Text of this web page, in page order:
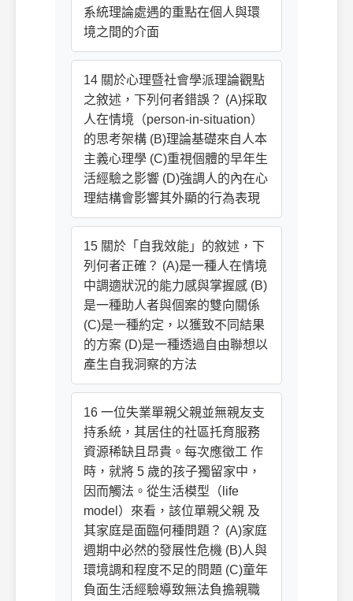
系統理論處遇的重點在個人與環
境之間的介面
14 關於心理暨社會學派理論觀點
之敘述，下列何者錯誤？ (A)採取
人在情境（person-in-situation）
的思考架構 (B)理論基礎來自人本
主義心理學 (C)重視個體的早年生
活經驗之影響 (D)強調人的內在心
理結構會影響其外顯的行為表現
15 關於「自我效能」的敘述，下
列何者正確？ (A)是一種人在情境
中調適狀況的能力感與掌握感 (B)
是一種助人者與個案的雙向關係
(C)是一種約定，以獲致不同結果
的方案 (D)是一種透過自由聯想以
產生自我洞察的方法
16 一位失業單親父親並無親友支
持系統，其居住的社區托育服務
資源稀缺且昂貴。每次應徵工 作
時，就將 5 歲的孩子獨留家中，
因而觸法。從生活模型（life
model）來看，該位單親父親 及
其家庭是面臨何種問題？ (A)家庭
週期中必然的發展性危機 (B)人與
環境調和程度不足的問題 (C)童年
負面生活經驗導致無法負擔親職